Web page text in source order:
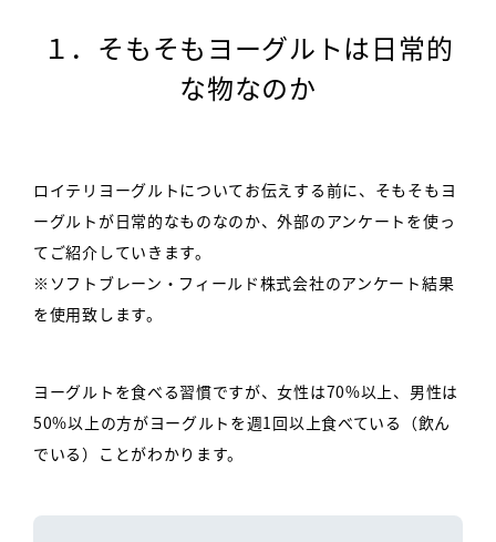
１．そもそもヨーグルトは日常的
な物なのか
ロイテリヨーグルトについてお伝えする前に、そもそもヨ
ーグルトが日常的なものなのか、外部のアンケートを使っ
てご紹介していきます。
※ソフトブレーン・フィールド株式会社のアンケート結果
を使用致します。
ヨーグルトを食べる習慣ですが、女性は70%以上、男性は
50%以上の方がヨーグルトを週1回以上食べている（飲ん
でいる）ことがわかります。